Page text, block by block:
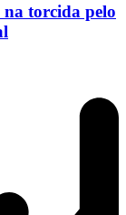
na torcida pelo